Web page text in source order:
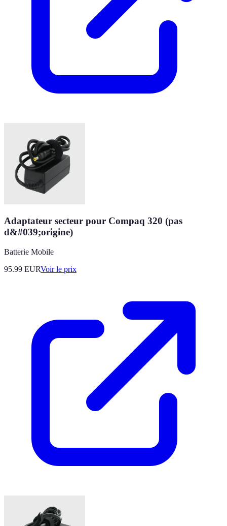
Adaptateur secteur pour Compaq 320 (pas
d&#039;origine)
Batterie Mobile
95.99 EURVoir le prix